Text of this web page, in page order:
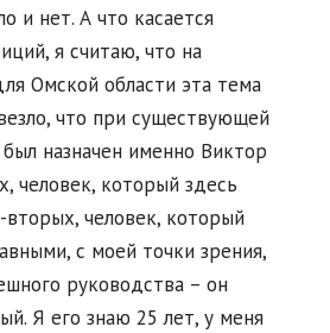
и нет. А что касается
я считаю, что на
Омской области эта тема
что при существующей
назначен именно Виктор
человек, который здесь
человек, который
с моей точки зрения,
руководства – он
Я его знаю 25 лет, у меня